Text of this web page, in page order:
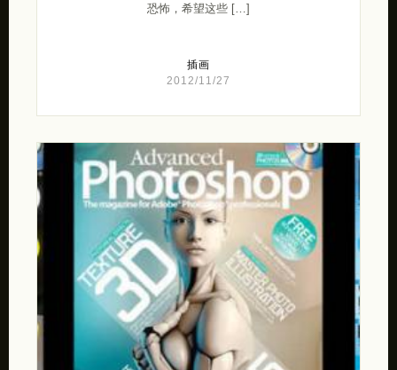
恐怖，希望这些 […]
插画
2012/11/27